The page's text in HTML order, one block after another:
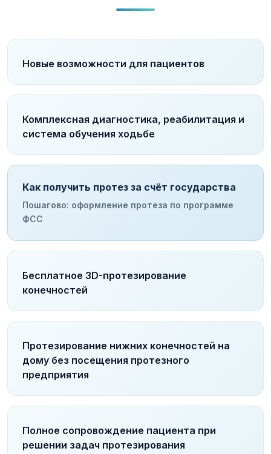
Новые возможности для пациентов
Комплексная диагностика, реабилитация и
система обучения ходьбе
Как получить протез за счёт государства
Пошагово: оформление протеза по программе
ФСС
Бесплатное 3D-протезирование
конечностей
Протезирование нижних конечностей на
дому без посещения протезного
предприятия
Полное сопровождение пациента при
решении задач протезирования